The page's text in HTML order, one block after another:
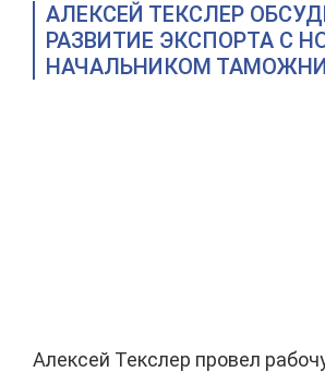
АЛЕКСЕЙ ТЕКСЛЕР
РАЗВИТИЕ ЭКСПОРТА С
НАЧАЛЬНИКОМ ТАМОЖНИ
Алексей Текслер провел